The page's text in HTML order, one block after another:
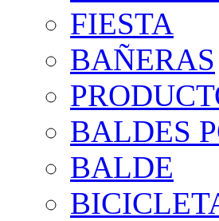
FIESTA
BAÑERAS
BALDES
BALDE